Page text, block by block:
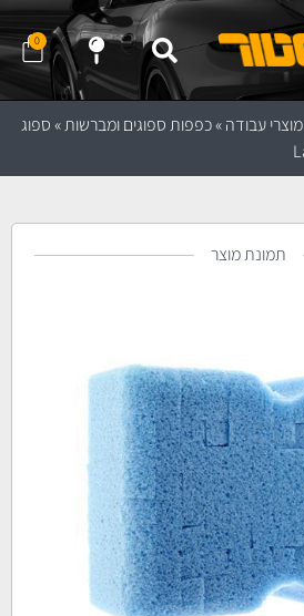
0
מוצרי עבודה»כפפות ספוגים ומברשות»ספוג
תמונת מוצר